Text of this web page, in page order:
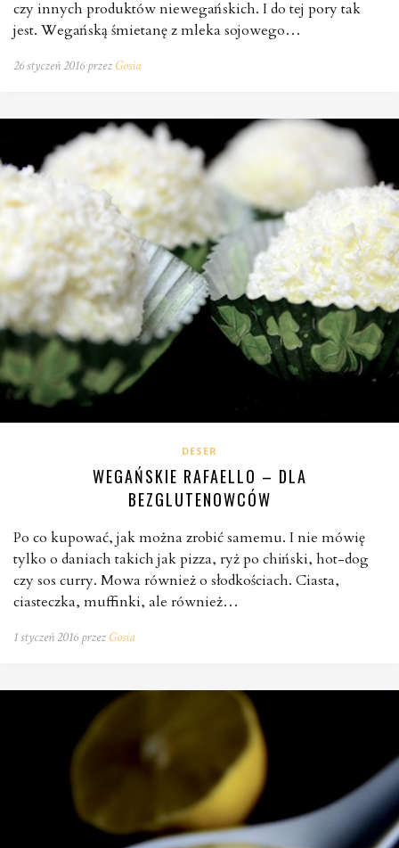
czy innych produktów niewegańskich. I do tej pory tak
jest. Wegańską śmietanę z mleka sojowego…
26 styczeń 2016 przezGosia
DESER
WEGAŃSKIE RAFAELLO – DLA
BEZGLUTENOWCÓW
Po co kupować, jak można zrobić samemu. I nie mówię
tylko o daniach takich jak pizza, ryż po chiński, hot-dog
czy sos curry. Mowa również o słodkościach. Ciasta,
ciasteczka, muffinki, ale również…
1 styczeń 2016 przezGosia